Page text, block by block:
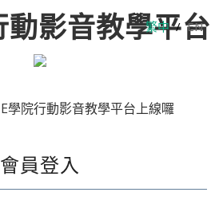
繁中 / EN
E學院行動影音教學平台上線囉
會員登入